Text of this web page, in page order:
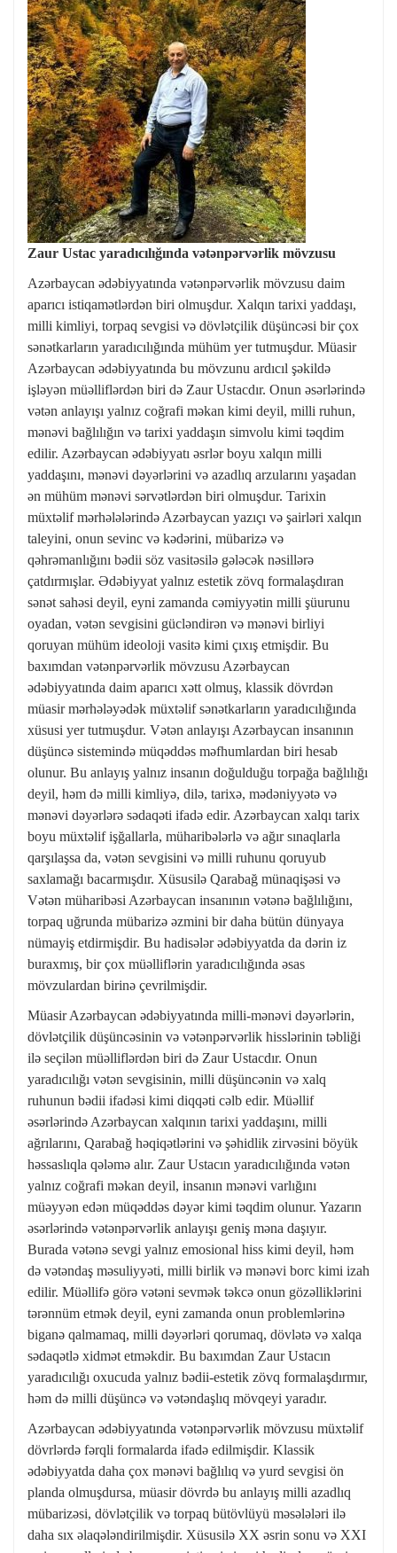
Zaur Ustac yaradıcılığında vətənpərvərlik mövzusu
Azərbaycan ədəbiyyatında vətənpərvərlik mövzusu daim
aparıcı istiqamətlərdən biri olmuşdur. Xalqın tarixi yaddaşı,
milli kimliyi, torpaq sevgisi və dövlətçilik düşüncəsi bir çox
sənətkarların yaradıcılığında mühüm yer tutmuşdur. Müasir
Azərbaycan ədəbiyyatında bu mövzunu ardıcıl şəkildə
işləyən müəlliflərdən biri də Zaur Ustacdır. Onun əsərlərində
vətən anlayışı yalnız coğrafi məkan kimi deyil, milli ruhun,
mənəvi bağlılığın və tarixi yaddaşın simvolu kimi təqdim
edilir. Azərbaycan ədəbiyyatı əsrlər boyu xalqın milli
yaddaşını, mənəvi dəyərlərini və azadlıq arzularını yaşadan
ən mühüm mənəvi sərvətlərdən biri olmuşdur. Tarixin
müxtəlif mərhələlərində Azərbaycan yazıçı və şairləri xalqın
taleyini, onun sevinc və kədərini, mübarizə və
qəhrəmanlığını bədii söz vasitəsilə gələcək nəsillərə
çatdırmışlar. Ədəbiyyat yalnız estetik zövq formalaşdıran
sənət sahəsi deyil, eyni zamanda cəmiyyətin milli şüurunu
oyadan, vətən sevgisini gücləndirən və mənəvi birliyi
qoruyan mühüm ideoloji vasitə kimi çıxış etmişdir. Bu
baxımdan vətənpərvərlik mövzusu Azərbaycan
ədəbiyyatında daim aparıcı xətt olmuş, klassik dövrdən
müasir mərhələyədək müxtəlif sənətkarların yaradıcılığında
xüsusi yer tutmuşdur. Vətən anlayışı Azərbaycan insanının
düşüncə sistemində müqəddəs məfhumlardan biri hesab
olunur. Bu anlayış yalnız insanın doğulduğu torpağa bağlılığı
deyil, həm də milli kimliyə, dilə, tarixə, mədəniyyətə və
mənəvi dəyərlərə sədaqəti ifadə edir. Azərbaycan xalqı tarix
boyu müxtəlif işğallarla, müharibələrlə və ağır sınaqlarla
qarşılaşsa da, vətən sevgisini və milli ruhunu qoruyub
saxlamağı bacarmışdır. Xüsusilə Qarabağ münaqişəsi və
Vətən müharibəsi Azərbaycan insanının vətənə bağlılığını,
torpaq uğrunda mübarizə əzmini bir daha bütün dünyaya
nümayiş etdirmişdir. Bu hadisələr ədəbiyyatda da dərin iz
buraxmış, bir çox müəlliflərin yaradıcılığında əsas
mövzulardan birinə çevrilmişdir.
Müasir Azərbaycan ədəbiyyatında milli-mənəvi dəyərlərin,
dövlətçilik düşüncəsinin və vətənpərvərlik hisslərinin təbliği
ilə seçilən müəlliflərdən biri də Zaur Ustacdır. Onun
yaradıcılığı vətən sevgisinin, milli düşüncənin və xalq
ruhunun bədii ifadəsi kimi diqqəti cəlb edir. Müəllif
əsərlərində Azərbaycan xalqının tarixi yaddaşını, milli
ağrılarını, Qarabağ həqiqətlərini və şəhidlik zirvəsini böyük
həssaslıqla qələmə alır. Zaur Ustacın yaradıcılığında vətən
yalnız coğrafi məkan deyil, insanın mənəvi varlığını
müəyyən edən müqəddəs dəyər kimi təqdim olunur. Yazarın
əsərlərində vətənpərvərlik anlayışı geniş məna daşıyır.
Burada vətənə sevgi yalnız emosional hiss kimi deyil, həm
də vətəndaş məsuliyyəti, milli birlik və mənəvi borc kimi izah
edilir. Müəllifə görə vətəni sevmək təkcə onun gözəlliklərini
tərənnüm etmək deyil, eyni zamanda onun problemlərinə
biganə qalmamaq, milli dəyərləri qorumaq, dövlətə və xalqa
sədaqətlə xidmət etməkdir. Bu baxımdan Zaur Ustacın
yaradıcılığı oxucuda yalnız bədii-estetik zövq formalaşdırmır,
həm də milli düşüncə və vətəndaşlıq mövqeyi yaradır.
Azərbaycan ədəbiyyatında vətənpərvərlik mövzusu müxtəlif
dövrlərdə fərqli formalarda ifadə edilmişdir. Klassik
ədəbiyyatda daha çox mənəvi bağlılıq və yurd sevgisi ön
planda olmuşdursa, müasir dövrdə bu anlayış milli azadlıq
mübarizəsi, dövlətçilik və torpaq bütövlüyü məsələləri ilə
daha sıx əlaqələndirilmişdir. Xüsusilə XX əsrin sonu və XXI